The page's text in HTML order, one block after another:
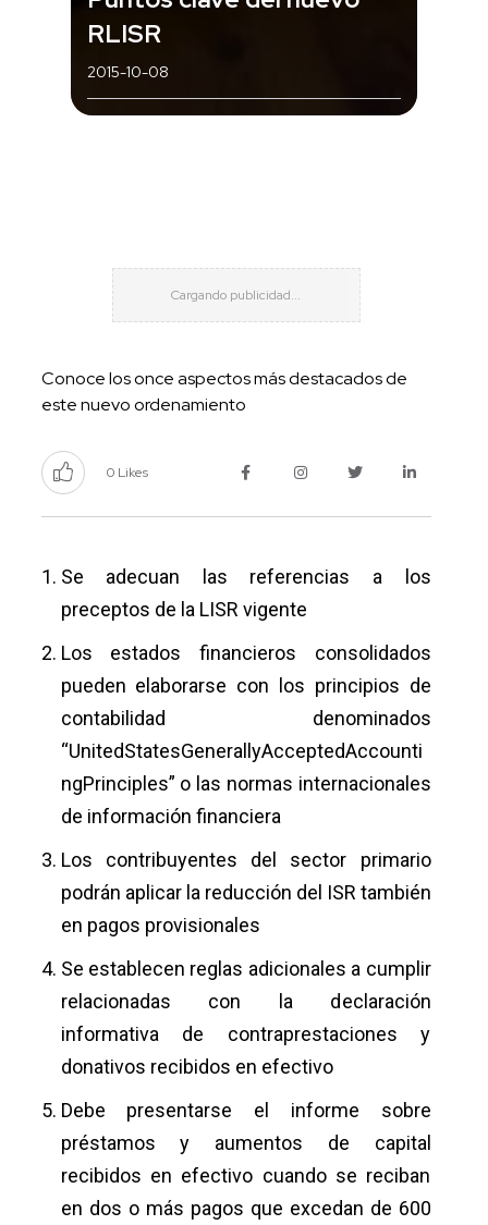
RLISR
2015-10-08
Conoce los once aspectos más destacados de
este nuevo ordenamiento
0 Likes
Se adecuan las referencias a los
preceptos de la LISR vigente
Los estados financieros consolidados
pueden elaborarse con los principios de
contabilidad denominados
“UnitedStatesGenerallyAcceptedAccounti
ngPrinciples” o las normas internacionales
de información financiera
Los contribuyentes del sector primario
podrán aplicar la reducción del ISR también
en pagos provisionales
Se establecen reglas adicionales a cumplir
relacionadas con la declaración
informativa de contraprestaciones y
donativos recibidos en efectivo
Debe presentarse el informe sobre
préstamos y aumentos de capital
recibidos en efectivo cuando se reciban
en dos o más pagos que excedan de 600